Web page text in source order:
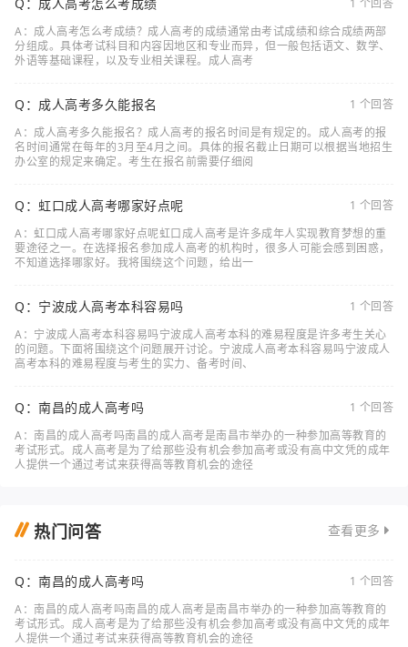
1 个回答
A：成人高考怎么考成绩？成人高考的成绩通常由考试成绩和综合成绩两部
分组成。具体考试科目和内容因地区和专业而异，但一般包括语文、数学、
外语等基础课程，以及专业相关课程。成人高考
Q：成人高考多久能报名
1 个回答
A：成人高考多久能报名？成人高考的报名时间是有规定的。成人高考的报
名时间通常在每年的3月至4月之间。具体的报名截止日期可以根据当地招生
办公室的规定来确定。考生在报名前需要仔细阅
Q：虹口成人高考哪家好点呢
1 个回答
A：虹口成人高考哪家好点呢虹口成人高考是许多成年人实现教育梦想的重
要途径之一。在选择报名参加成人高考的机构时，很多人可能会感到困惑，
不知道选择哪家好。我将围绕这个问题，给出一
Q：宁波成人高考本科容易吗
1 个回答
A：宁波成人高考本科容易吗宁波成人高考本科的难易程度是许多考生关心
的问题。下面将围绕这个问题展开讨论。宁波成人高考本科容易吗宁波成人
高考本科的难易程度与考生的实力、备考时间、
Q：南昌的成人高考吗
1 个回答
A：南昌的成人高考吗南昌的成人高考是南昌市举办的一种参加高等教育的
考试形式。成人高考是为了给那些没有机会参加高考或没有高中文凭的成年
人提供一个通过考试来获得高等教育机会的途径
热门问答 查看更多
Q：南昌的成人高考吗
1 个回答
A：南昌的成人高考吗南昌的成人高考是南昌市举办的一种参加高等教育的
考试形式。成人高考是为了给那些没有机会参加高考或没有高中文凭的成年
人提供一个通过考试来获得高等教育机会的途径